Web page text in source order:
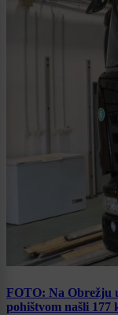
FOTO: Na Obrežju
pohištvom našli